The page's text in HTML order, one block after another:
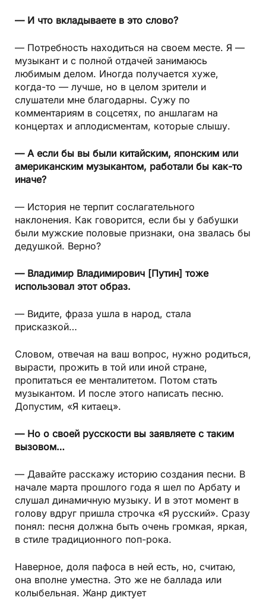
— И что вкладываете в это слово?
— Потребность находиться на своем месте. Я —
музыкант и с полной отдачей занимаюсь
любимым делом. Иногда получается хуже,
когда-то — лучше, но в целом зрители и
слушатели мне благодарны. Сужу по
комментариям в соцсетях, по аншлагам на
концертах и аплодисментам, которые слышу.
— А если бы вы были китайским, японским или
американским музыкантом, работали бы как-то
иначе?
— История не терпит сослагательного
наклонения. Как говорится, если бы у бабушки
были мужские половые признаки, она звалась бы
дедушкой. Верно?
— Владимир Владимирович [Путин] тоже
использовал этот образ.
— Видите, фраза ушла в народ, стала
присказкой…
Словом, отвечая на ваш вопрос, нужно родиться,
вырасти, прожить в той или иной стране,
пропитаться ее менталитетом. Потом стать
музыкантом. И после этого написать песню.
Допустим, «Я китаец».
— Но о своей русскости вы заявляете с таким
вызовом…
— Давайте расскажу историю создания песни. В
начале марта прошлого года я шел по Арбату и
слушал динамичную музыку. И в этот момент в
голову вдруг пришла строчка «Я русский». Сразу
понял: песня должна быть очень громкая, яркая,
в стиле традиционного поп-рока.
Наверное, доля пафоса в ней есть, но, считаю,
она вполне уместна. Это же не баллада или
колыбельная. Жанр диктует